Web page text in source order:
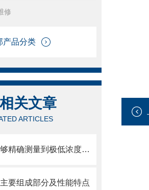
修
产品分类
相关文章
ARTICLES
流式细胞仪能够精确测量到极低浓度的标记物
要组成部分及性能特点